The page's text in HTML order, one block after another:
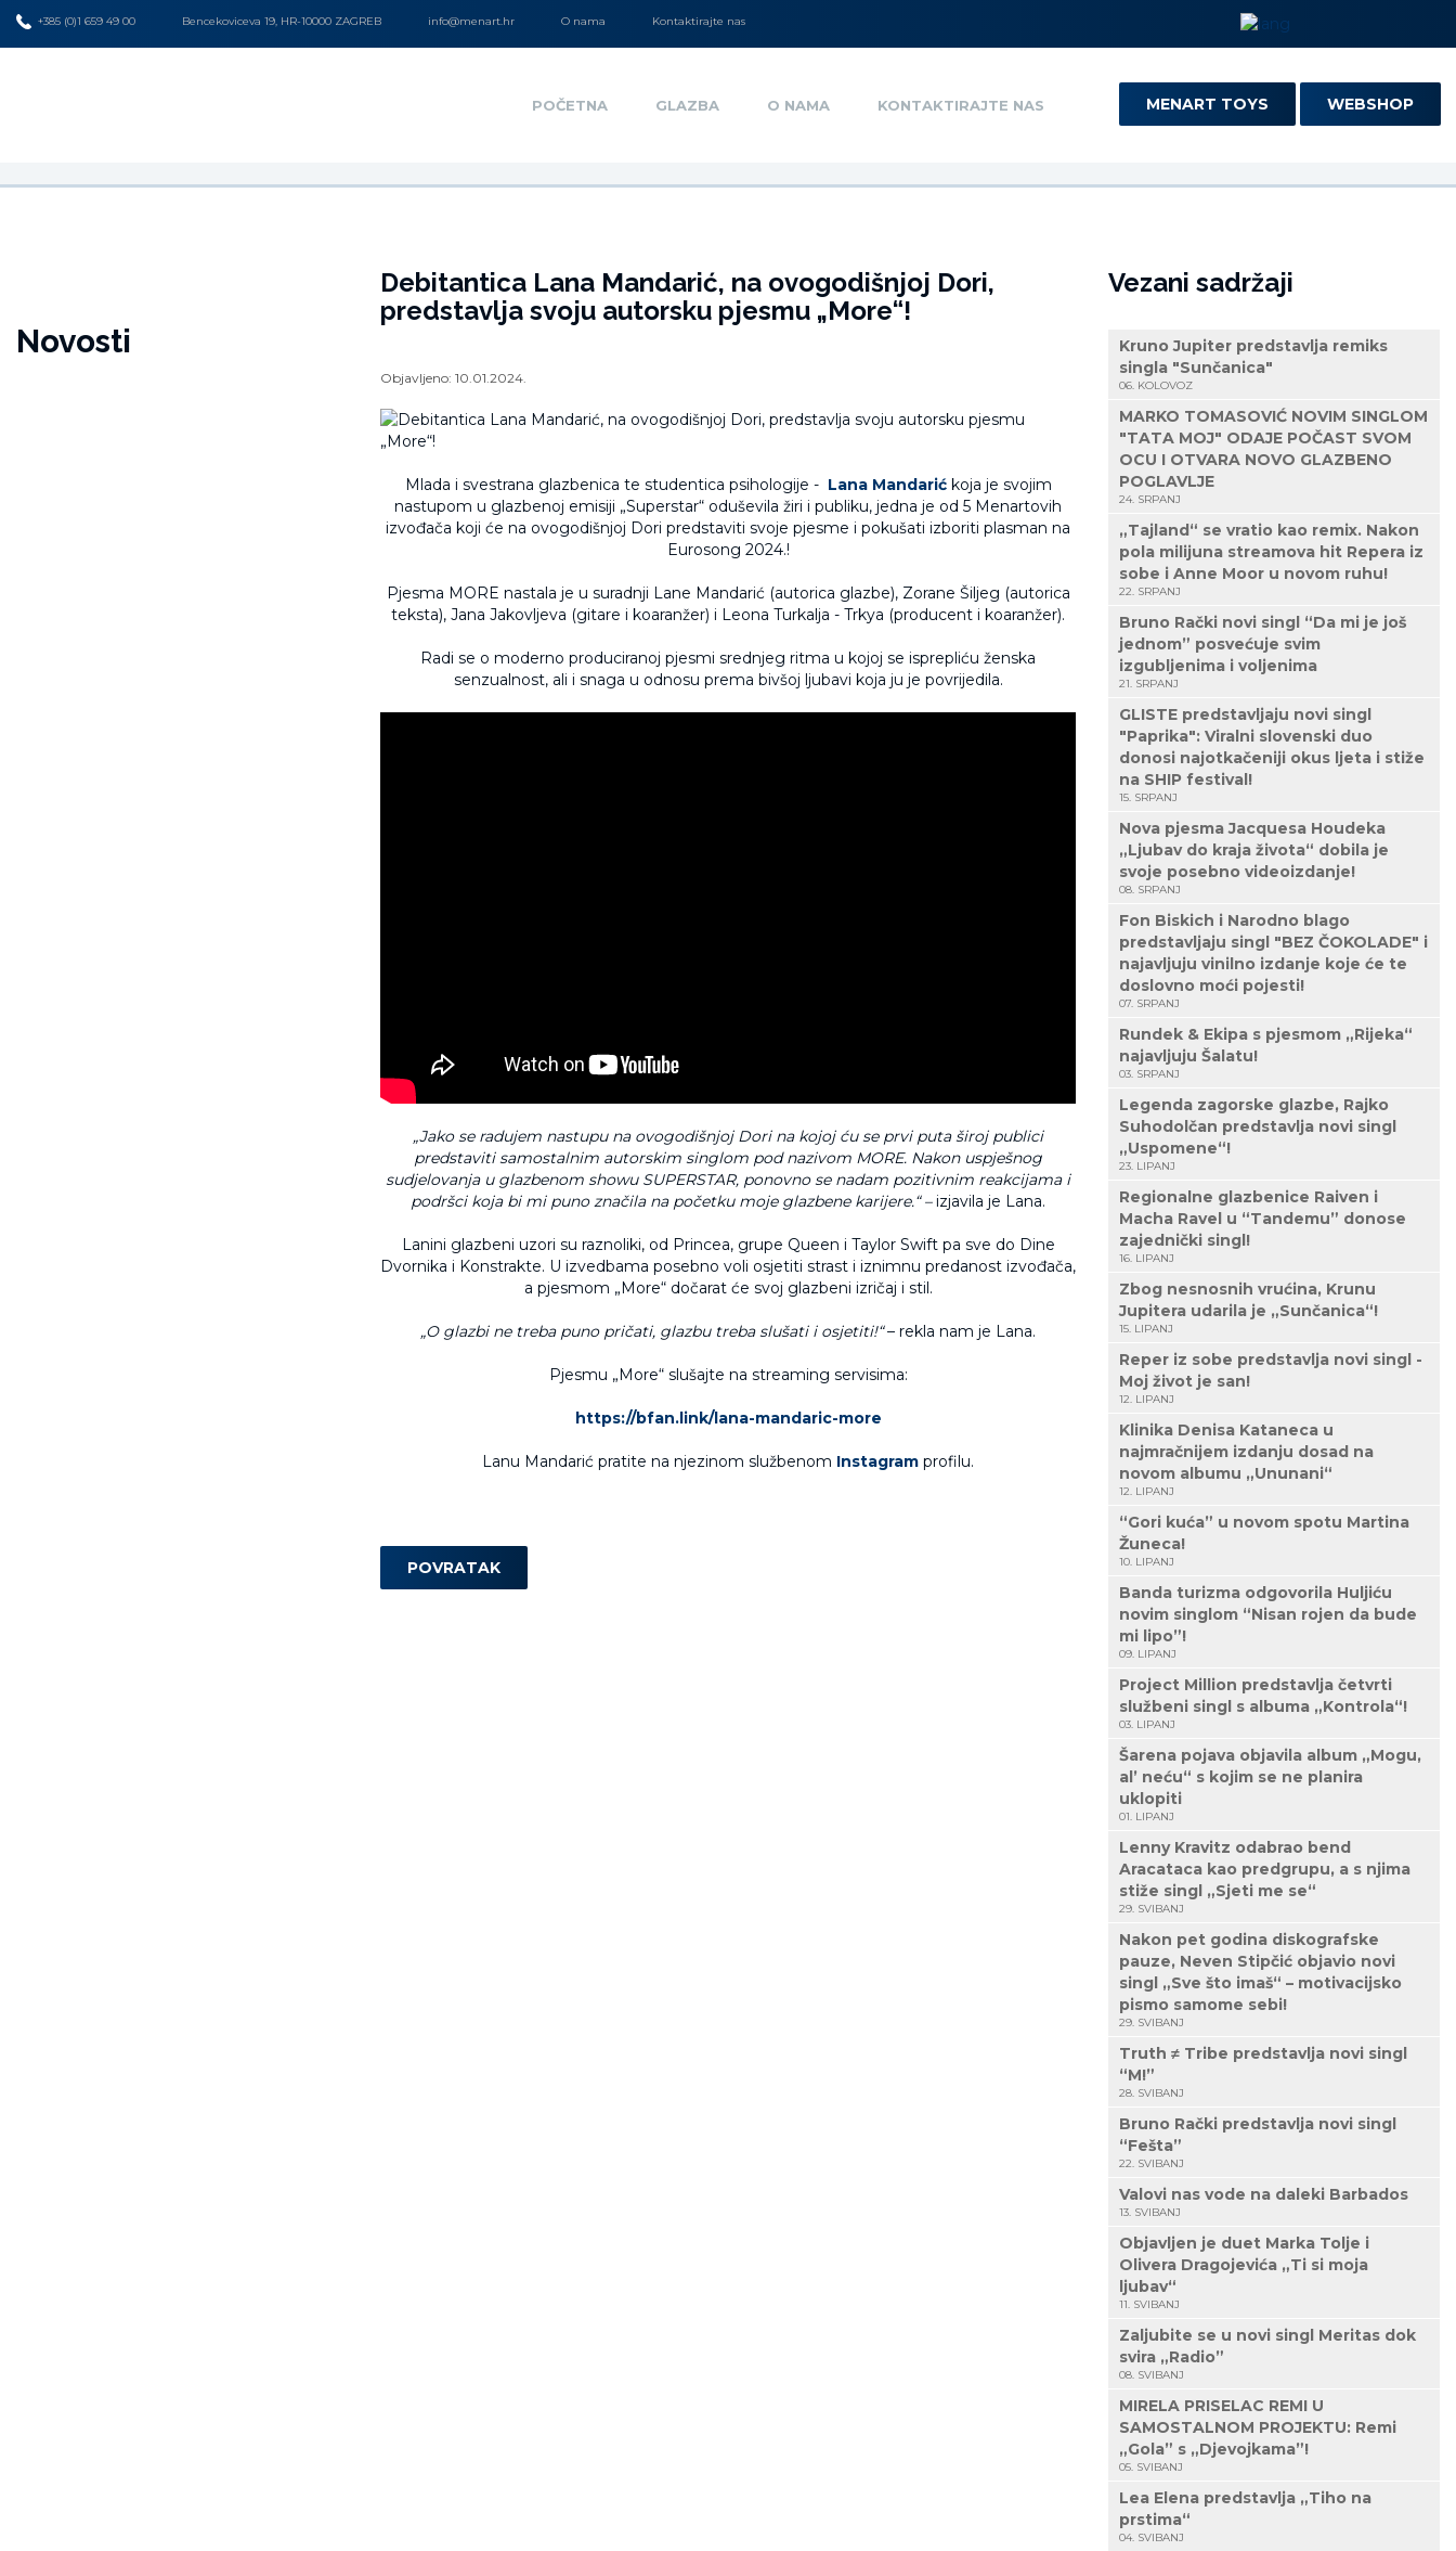
+385 (0)1 659 49 00 Bencekoviceva 19, HR-10000 ZAGREB info@menart.hr O nama Kontaktirajte nas
POČETNA GLAZBA O NAMA KONTAKTIRAJTE NAS MENART TOYS WEBSHOP
Novosti
Debitantica Lana Mandarić, na ovogodišnjoj Dori,
predstavlja svoju autorsku pjesmu „More“!
Objavljeno: 10.01.2024.
Mlada i svestrana glazbenica te studentica psihologije - Lana Mandarićkoja je svojim
nastupom u glazbenoj emisiji „Superstar“ oduševila žiri i publiku, jedna je od 5 Menartovih
izvođača koji će na ovogodišnjoj Dori predstaviti svoje pjesme i pokušati izboriti plasman na
Eurosong 2024.!
Pjesma MORE nastala je u suradnji Lane Mandarić (autorica glazbe), Zorane Šiljeg (autorica
teksta), Jana Jakovljeva (gitare i koaranžer) i Leona Turkalja - Trkya (producent i koaranžer).
Radi se o moderno produciranoj pjesmi srednjeg ritma u kojoj se isprepliću ženska
senzualnost, ali i snaga u odnosu prema bivšoj ljubavi koja ju je povrijedila.
„Jako se radujem nastupu na ovogodišnjoj Dori na kojoj ću se prvi puta široj publici
predstaviti samostalnim autorskim singlom pod nazivom MORE. Nakon uspješnog
sudjelovanja u glazbenom showu SUPERSTAR, ponovno se nadam pozitivnim reakcijama i
podršci koja bi mi puno značila na početku moje glazbene karijere.“ –izjavila je Lana.
Lanini glazbeni uzori su raznoliki, od Princea, grupe Queen i Taylor Swift pa sve do Dine
Dvornika i Konstrakte. U izvedbama posebno voli osjetiti strast i iznimnu predanost izvođača,
a pjesmom „More“ dočarat će svoj glazbeni izričaj i stil.
„O glazbi ne treba puno pričati, glazbu treba slušati i osjetiti!“– rekla nam je Lana.
Pjesmu „More“ slušajte na streaming servisima:
https://bfan.link/lana-mandaric-more
Lanu Mandarić pratite na njezinom službenom Instagram profilu.
POVRATAK
Vezani sadržaji
Kruno Jupiter predstavlja remiks
singla "Sunčanica"
06. KOLOVOZ
MARKO TOMASOVIĆ NOVIM SINGLOM
"TATA MOJ" ODAJE POČAST SVOM
OCU I OTVARA NOVO GLAZBENO
POGLAVLJE
24. SRPANJ
„Tajland“ se vratio kao remix. Nakon
pola milijuna streamova hit Repera iz
sobe i Anne Moor u novom ruhu!
22. SRPANJ
Bruno Rački novi singl “Da mi je još
jednom” posvećuje svim
izgubljenima i voljenima
21. SRPANJ
GLISTE predstavljaju novi singl
"Paprika": Viralni slovenski duo
donosi najotkačeniji okus ljeta i stiže
na SHIP festival!
15. SRPANJ
Nova pjesma Jacquesa Houdeka
„Ljubav do kraja života“ dobila je
svoje posebno videoizdanje!
08. SRPANJ
Fon Biskich i Narodno blago
predstavljaju singl "BEZ ČOKOLADE" i
najavljuju vinilno izdanje koje će te
doslovno moći pojesti!
07. SRPANJ
Rundek & Ekipa s pjesmom „Rijeka“
najavljuju Šalatu!
03. SRPANJ
Legenda zagorske glazbe, Rajko
Suhodolčan predstavlja novi singl
„Uspomene“!
23. LIPANJ
Regionalne glazbenice Raiven i
Macha Ravel u “Tandemu” donose
zajednički singl!
16. LIPANJ
Zbog nesnosnih vrućina, Krunu
Jupitera udarila je „Sunčanica“!
15. LIPANJ
Reper iz sobe predstavlja novi singl -
Moj život je san!
12. LIPANJ
Klinika Denisa Kataneca u
najmračnijem izdanju dosad na
novom albumu „Ununani“
12. LIPANJ
“Gori kuća” u novom spotu Martina
Žuneca!
10. LIPANJ
Banda turizma odgovorila Huljiću
novim singlom “Nisan rojen da bude
mi lipo”!
09. LIPANJ
Project Million predstavlja četvrti
službeni singl s albuma „Kontrola“!
03. LIPANJ
Šarena pojava objavila album „Mogu,
al’ neću“ s kojim se ne planira
uklopiti
01. LIPANJ
Lenny Kravitz odabrao bend
Aracataca kao predgrupu, a s njima
stiže singl „Sjeti me se“
29. SVIBANJ
Nakon pet godina diskografske
pauze, Neven Stipčić objavio novi
singl „Sve što imaš“ – motivacijsko
pismo samome sebi!
29. SVIBANJ
Truth ≠ Tribe predstavlja novi singl
“M!”
28. SVIBANJ
Bruno Rački predstavlja novi singl
“Fešta”
22. SVIBANJ
Valovi nas vode na daleki Barbados
13. SVIBANJ
Objavljen je duet Marka Tolje i
Olivera Dragojevića „Ti si moja
ljubav“
11. SVIBANJ
Zaljubite se u novi singl Meritas dok
svira „Radio”
08. SVIBANJ
MIRELA PRISELAC REMI U
SAMOSTALNOM PROJEKTU: Remi
„Gola” s „Djevojkama”!
05. SVIBANJ
Lea Elena predstavlja „Tiho na
prstima“
04. SVIBANJ